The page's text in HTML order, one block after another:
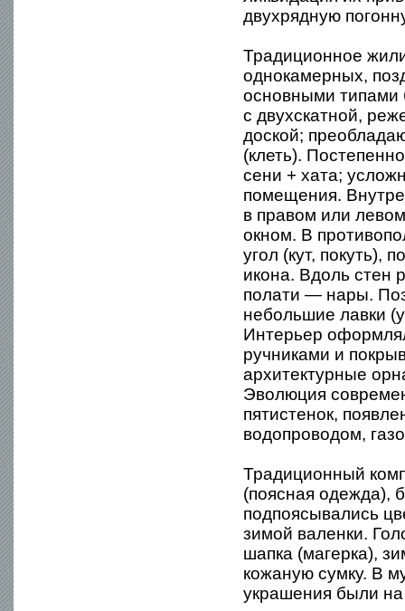
двухрядную
Традиционное
однокамерных,
основными типами
с двухскатной,
доской;
(клеть).
сени + хата;
помещения.
в правом или
окном. В
угол (кут, покуть),
икона. Вдоль стен
полати — нары.
небольшие лавки
Интерьер
ручниками и
архитектурные
Эволюция
пятистенок,
водопроводом,
Традиционный
(поясная одежда),
подпоясывались
зимой валенки.
шапка (магерка),
кожаную сумку. В
украшения были